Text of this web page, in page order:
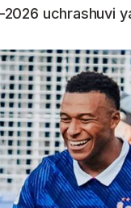
uchrashuvi